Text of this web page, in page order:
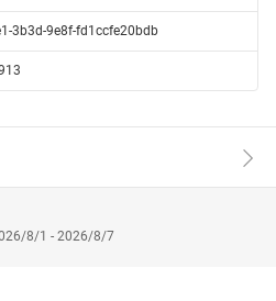
3b3d-9e8f-fd1ccfe20bdb
8/1 - 2026/8/7